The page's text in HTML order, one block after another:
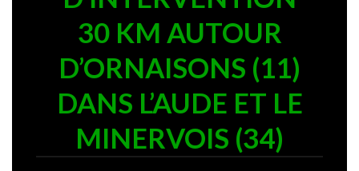
30 KM AUTOUR
D’ORNAISONS (11)
DANS L’AUDE ET LE
MINERVOIS (34)